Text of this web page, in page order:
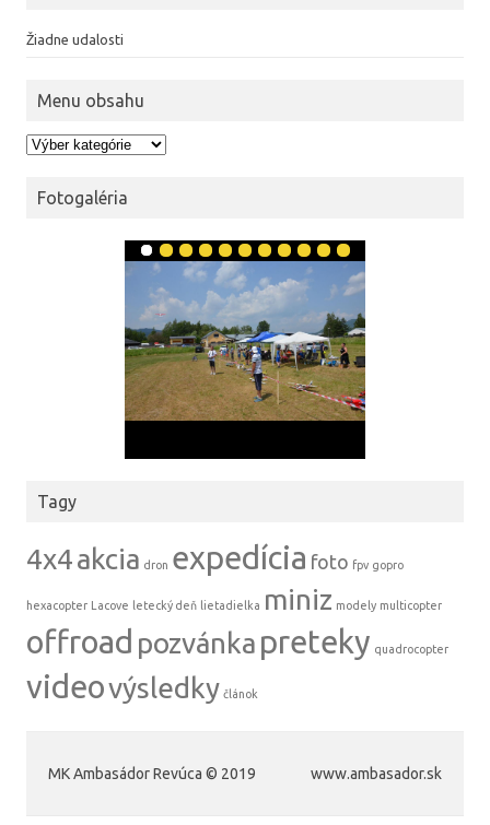
Žiadne udalosti
Menu obsahu
Menu obsahu
Fotogaléria
Tagy
4x4akcia dron expedícia foto fpv gopro
hexacopter Lacove letecký deň lietadielka miniz modely multicopter
offroad pozvánka preteky quadrocopter
videovýsledky článok
MK Ambasádor Revúca © 2019 www.ambasador.sk